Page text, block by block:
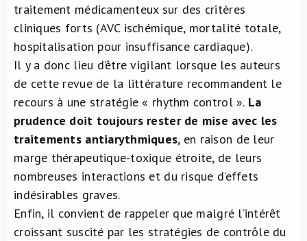
traitement médicamenteux sur des critères
cliniques forts (AVC ischémique, mortalité totale,
hospitalisation pour insuffisance cardiaque).
Il y a donc lieu d’être vigilant lorsque les auteurs
de cette revue de la littérature recommandent le
recours à une stratégie « rhythm control ». La
prudence doit toujours rester de mise avec les
traitements antiarythmiques, en raison de leur
marge thérapeutique-toxique étroite, de leurs
nombreuses interactions et du risque d’effets
indésirables graves.
Enfin, il convient de rappeler que malgré l’intérêt
croissant suscité par les stratégies de contrôle du